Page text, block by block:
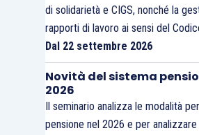
Infine, entrando ancor più nel
previsione normativa:
il riconoscimento ex lege
possibilità di porre una
bizzarro (domanda a cui,
di solidarietà e CIGS, nonché la
rapporti di lavoro ai sensi del
Dal 22 settembre 2026
Novità del sistema
2026
Il seminario analizza le modalità
pensione nel 2026 e per